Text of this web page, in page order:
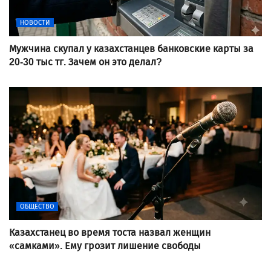
НОВОСТИ
Мужчина скупал у казахстанцев банковские карты за
20-30 тыс тг. Зачем он это делал?
ОБЩЕСТВО
Казахстанец во время тоста назвал женщин
«самками». Ему грозит лишение свободы